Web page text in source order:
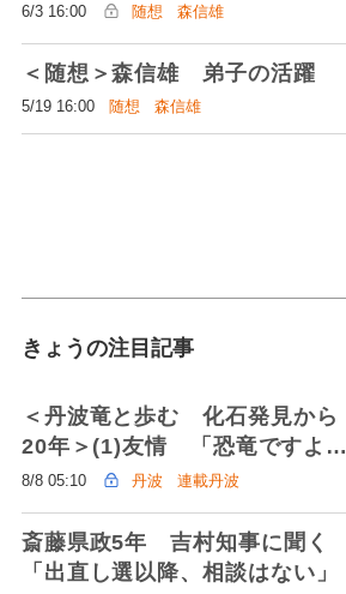
6/3 16:00 随想 森信雄
＜随想＞森信雄 弟子の活躍
5/19 16:00 随想 森信雄
きょうの注目記事
＜丹波竜と歩む 化石発見から
20年＞(1)友情 「恐竜ですよ」
告げられ驚き 旧友の絆が学名
に
8/8 05:10 丹波 連載丹波
斎藤県政5年 吉村知事に聞く
「出直し選以降、相談はない」